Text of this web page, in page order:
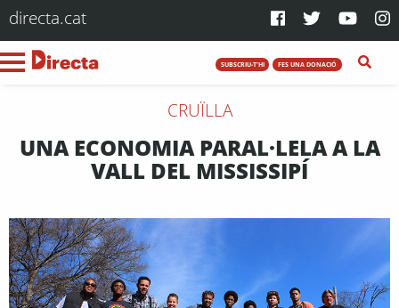
directa.cat
SUBSCRIU-T'HI FES UNA DONACIÓ
CRUÏLLA
UNA ECONOMIA PARAL·LELA A LA
VALL DEL MISSISSIPÍ